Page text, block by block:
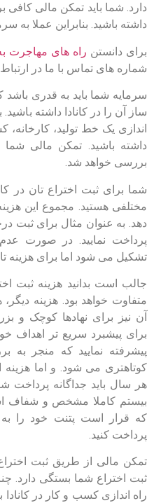
دارد. شما باید تمکن مالی کافی
داشته باشید. بنابراین عملا به
برای دانستن راه های مهاجرت
شماره های تماس با ما در ارتباط
سرمایه شما باید به قدری باشد
ساز آن را در کانادا داشته باشید.
اندازی یک خط تولید،
داشته باشید. تمکن مالی
بررسی خواهد شد.
شما برای ثبت اختراع تان در
مختلفی هستید. مجموع این
دهد. به عنوان مثال برای ثبت
پرداخت نمایید. در صورت
تشکیل می شود اما برای هزینه
جالب است بدانید هزینه ثبت
متفاوت خواهد بود. هزینه
آن نیز برای نهادها کوچک و
برای پیشبرد سریع تر اهداف
پیشرفته نمایید که منجر به
کوتاهتری می شود. و اما هزینه
هر سال باید جداگانه پرداخت
بیستم کاملا مشخص و شفاف
که قرار است پتنت خود را به
پرداخت کنید.
تمکن مالی از طریق ثبت
ثبت اختراع شما بستگی دارد.
راه اندازی کسب و کار در